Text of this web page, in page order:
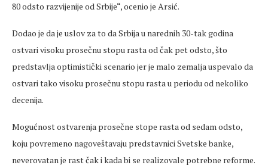
80 odsto razvijenije od Srbije“, ocenio je Arsić.
Dodao je da je uslov za to da Srbija u narednih 30-tak godina
ostvari visoku prosečnu stopu rasta od čak pet odsto, što
predstavlja optimistički scenario jer je malo zemalja uspevalo da
ostvari tako visoku prosečnu stopu rasta u periodu od nekoliko
decenija.
Mogućnost ostvarenja prosečne stope rasta od sedam odsto,
koju povremeno nagoveštavaju predstavnici Svetske banke,
neverovatan je rast čak i kada bi se realizovale potrebne reforme.